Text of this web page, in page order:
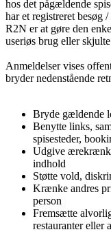
hos det pågældende
har et registreret besøg
R2N er at gøre den
useriøs brug eller
Anmeldelser vises
bryder nedenstående
Bryde gældende
Benytte links,
spisesteder,
Udgive
indhold
Støtte vold,
Krænke andres
person
Fremsætte
restauranter eller